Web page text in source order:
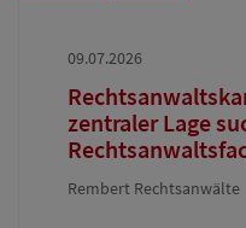
09.07.2026
zentraler Lage
Rembert Rechtsanwälte